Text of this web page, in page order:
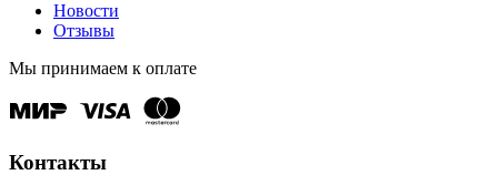
Новости
Отзывы
Мы принимаем к оплате
Контакты